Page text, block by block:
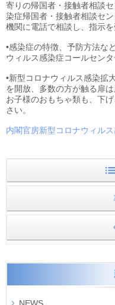
寄りの帰国者・接触者相談
染症帰国者・接触者相談セ
機関に電話で相談し、指示を
•感染症の特徴、予防方法な
ウィルス感染症コールセン
•新型コロナウィルス感染拡
を開放、多数の方が触る扉
お子様のおもちゃ類も、下
さい。
内閣官房新型コロナウィル